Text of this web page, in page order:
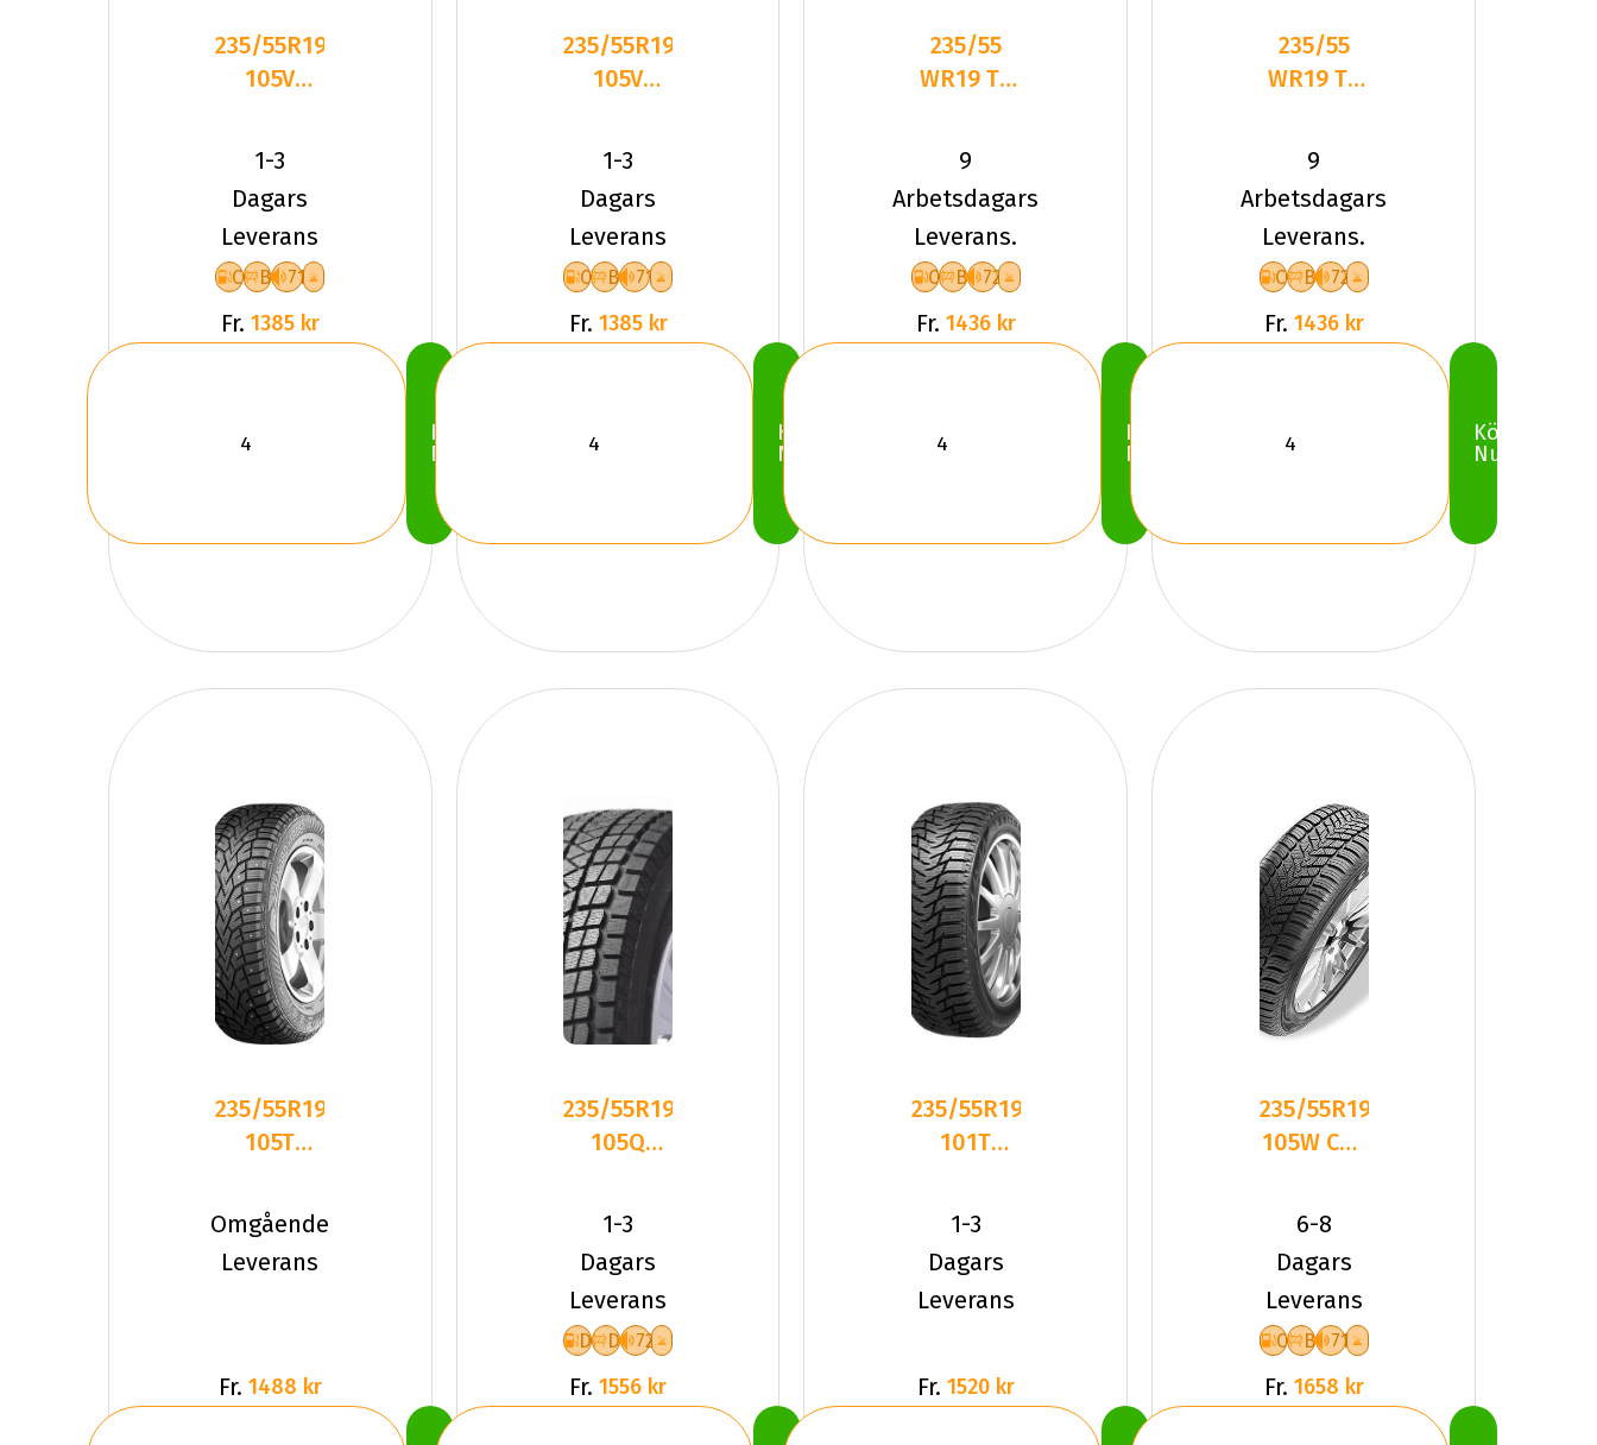
235/55R19
105V
BLAZER
ALPINE
1-3
Dagars
Leverans
C B 71
Fr. 1385 kr
Köp
Nu
235/55R19
105V
BLAZER
ALPINE
1-3
Dagars
Leverans
C B 71
Fr. 1385 kr
Köp
Nu
235/55
WR19 TL
YOKO
BLUEARTH
4S AW21
XL
9
Arbetsdagars
Leverans.
C B 72
Fr. 1436 kr
Köp
Nu
235/55
WR19 TL
YOKO
BLUEARTH
4S AW21
XL
9
Arbetsdagars
Leverans.
C B 72
Fr. 1436 kr
Köp
Nu
235/55R19
105T
NordFrost100
XL
Omgående
Leverans
Fr. 1488 kr
235/55R19
105Q
PRESA
SUV SS-01
X
1-3
Dagars
Leverans
D D 72
Fr. 1556 kr
235/55R19
101T
BLAZER
WST3 D
1-3
Dagars
Leverans
Fr. 1520 kr
235/55R19
105W CST
ACP1 XL
Fr
6-8
Dagars
Leverans
C B 71
Fr. 1658 kr